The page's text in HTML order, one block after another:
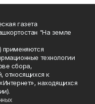
газета
"На земле
применяются
технологии
сбора,
относящихся к
находящихся